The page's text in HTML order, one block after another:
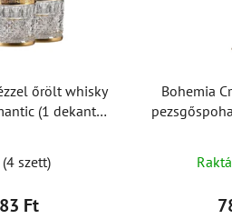
őrölt whisky
(1 dekanter
(4 szett)
Ft
Bohemia